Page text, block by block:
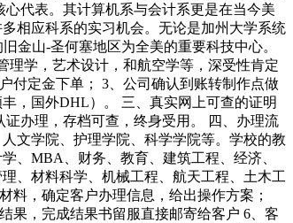
代表。其计算机系与会计系更是在当今美
相应科系的实习机会。无论是加州大学系统
金山-圣何塞地区为全美的重要科技中心。
理学，艺术设计，和航空学等，深受性肯定
付定金下单； 3、公司确认到账转制作点做
，国外DHL）。 三、真实网上可查的证明
办理，存档可查，终身受用。 四、办理流
文学院、护理学院、科学学院等。学校的教
、MBA、财务、教育、建筑工程、经济、
、材料科学、机械工程、航天工程、土木工
料，确定客户办理信息，给出操作方案；
果，完成结果书留服直接邮寄给客户 6、客